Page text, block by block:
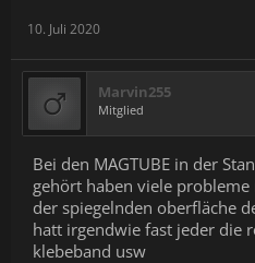
10. Juli 2020
Marvin255
Mitglied
Bei den MAGTUBE in der
gehört haben viele
der spiegelnden oberfläche
hatt irgendwie fast jeder die
klebeband usw